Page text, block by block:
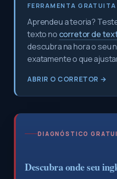
FERRAMENTA GRATUITA
Aprendeu a teoria?
texto no corretor de
descubra na hora o seu
exatamente o que
ABRIR O CORRETOR →
DIAGNÓSTICO
Descubra onde seu